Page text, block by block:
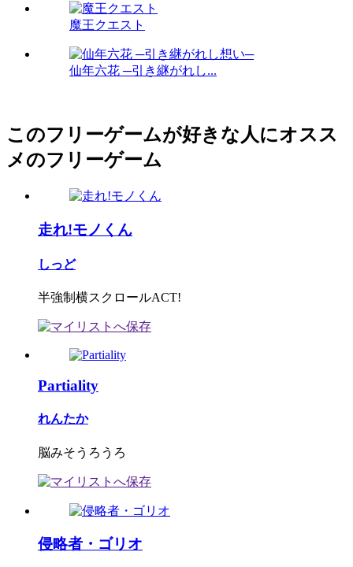
魔王クエスト
仙年六花 ─引き継がれし...
このフリーゲームが好きな人にオスス
メのフリーゲーム
走れ!モノくん
しっど
半強制横スクロールACT!
Partiality
れんたか
脳みそうろうろ
侵略者・ゴリオ